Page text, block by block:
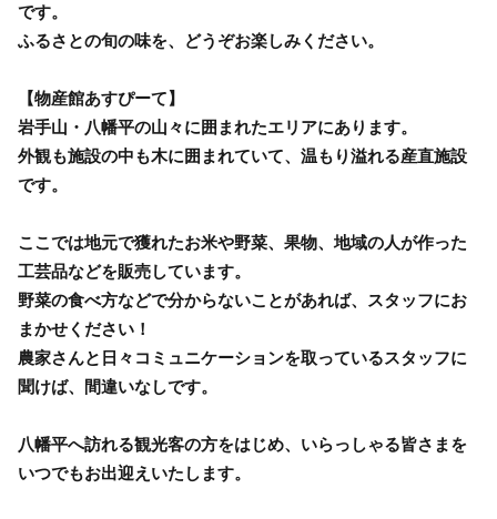
です。
ふるさとの旬の味を、どうぞお楽しみください。
【物産館あすぴーて】
岩手山・八幡平の山々に囲まれたエリアにあります。
外観も施設の中も木に囲まれていて、温もり溢れる産直施設
です。
ここでは地元で獲れたお米や野菜、果物、地域の人が作った
工芸品などを販売しています。
野菜の食べ方などで分からないことがあれば、スタッフにお
まかせください！
農家さんと日々コミュニケーションを取っているスタッフに
聞けば、間違いなしです。
八幡平へ訪れる観光客の方をはじめ、いらっしゃる皆さまを
いつでもお出迎えいたします。